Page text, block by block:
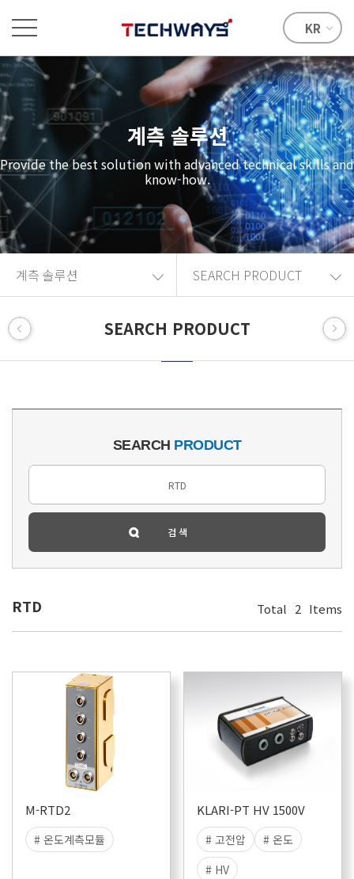
KR
계측 솔루션
Provide the best solution with advanced technical skills and
know-how.
계측 솔루션 SEARCH PRODUCT
SEARCH PRODUCT
SEARCH PRODUCT
RTD Total 2 Items
M-RTD2
# 온도계측모듈
KLARI-PT HV 1500V
# 고전압
# 온도
# HV